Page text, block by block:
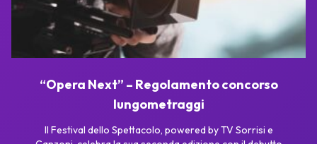
“Opera Next” – Regolamento concorso
lungometraggi
Il Festival dello Spettacolo, powered by TV Sorrisi e